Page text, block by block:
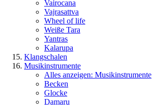
Vairocana
Vajrasattva
Wheel of life
Weiße Tara
Yantras
Kalarupa
Klangschalen
Musikinstrumente
Alles anzeigen: Musikinstrumente
Becken
Glocke
Damaru